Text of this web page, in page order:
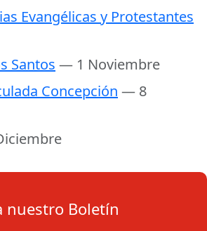
Evangélicas y Protestantes
Santos — 1 Noviembre
Concepción — 8
nuestro Boletín